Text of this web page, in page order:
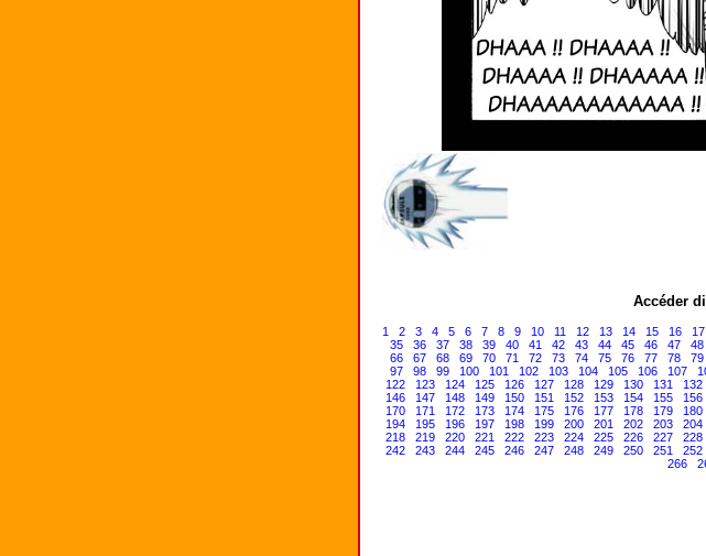
Accéder
1 2 3 4 5 6 7 8 9 10 11 12 13 14 15 16 17
35
36 37 38 39 40 41 42 43 44 45 46 47 48
66
67 68 69 70 71 72 73 74 75 76 77 78 79
97
98 99 100 101 102 103 104 105 106 107
122
123 124 125 126 127 128 129 130 131 132
146
147 148 149 150 151 152 153 154 155 156
170
171 172 173 174 175 176 177 178 179 180
194
195 196 197 198 199 200 201 202 203 204
218
219 220 221 222 223 224 225 226 227 228
242
243 244 245 246 247 248 249 250 251 252
266